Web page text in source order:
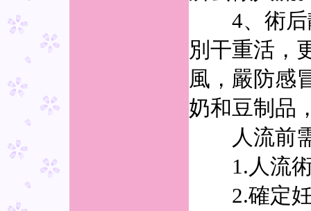
4、術后
別干重活，
風，嚴防感
奶和豆制品
人流前需
1.人流術
2.確定妊